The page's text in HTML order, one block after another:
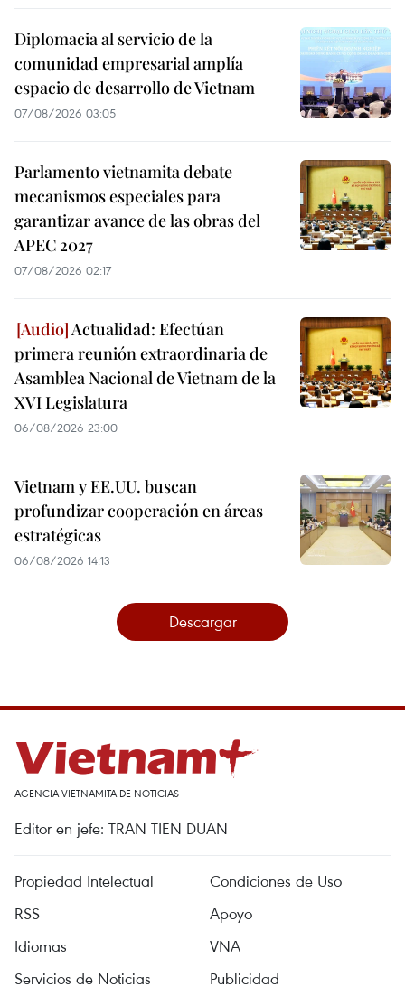
Diplomacia al servicio de la
comunidad empresarial amplía
espacio de desarrollo de Vietnam
07/08/2026 03:05
Parlamento vietnamita debate
mecanismos especiales para
garantizar avance de las obras del
APEC 2027
07/08/2026 02:17
Actualidad: Efectúan
primera reunión extraordinaria de
Asamblea Nacional de Vietnam de la
XVI Legislatura
06/08/2026 23:00
Vietnam y EE.UU. buscan
profundizar cooperación en áreas
estratégicas
06/08/2026 14:13
Descargar
AGENCIA VIETNAMITA DE NOTICIAS
Editor en jefe: TRAN TIEN DUAN
Propiedad Intelectual
Condiciones de Uso
RSS
Apoyo
Idiomas
VNA
Servicios de Noticias
Publicidad